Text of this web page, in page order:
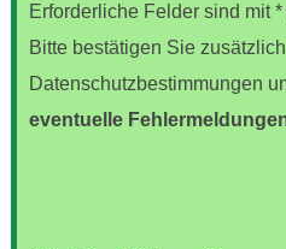
Erforderliche Felder sind mit *
Bitte bestätigen Sie
Datenschutzbestimmungen
eventuelle